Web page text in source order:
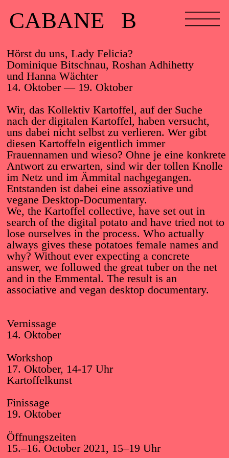
Gestaltung:
Atelier HKB
Website:
Ivan Weiss
CABANE B
Hörst du uns, Lady Felicia?
Dominique Bitschnau, Roshan Adhihetty
und Hanna Wächter
14. Oktober — 19. Oktober
Wir, das Kollektiv Kartoffel, auf der Suche
nach der digitalen Kartoffel, haben versucht,
uns dabei nicht selbst zu verlieren. Wer gibt
diesen Kartoffeln eigentlich immer
Frauennamen und wieso? Ohne je eine konkrete
Antwort zu erwarten, sind wir der tollen Knolle
im Netz und im Ämmital nachgegangen.
Entstanden ist dabei eine assoziative und
vegane Desktop-Documentary.
We, the Kartoffel collective, have set out in
search of the digital potato and have tried not to
lose ourselves in the process. Who actually
always gives these potatoes female names and
why? Without ever expecting a concrete
answer, we followed the great tuber on the net
and in the Emmental. The result is an
associative and vegan desktop documentary.
Vernissage
14. Oktober
Workshop
17. Oktober, 14-17 Uhr
Kartoffelkunst
Finissage
19. Oktober
Öffnungszeiten
15.–16. October 2021, 15–19 Uhr